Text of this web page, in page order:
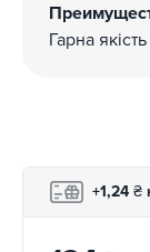
Гарна якість
+1,24 ₴